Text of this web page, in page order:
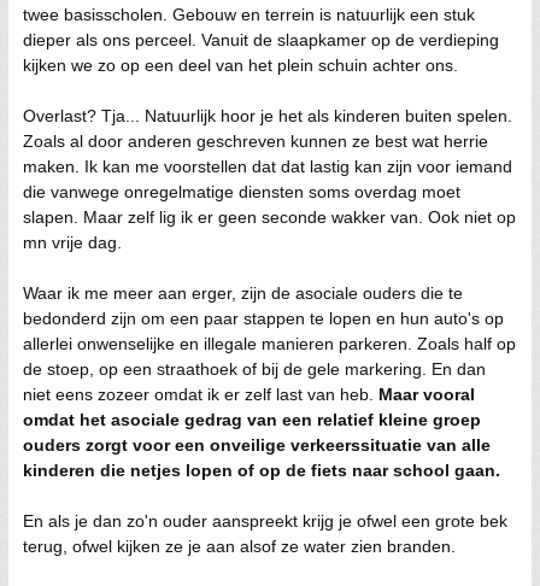
twee basisscholen. Gebouw en terrein is natuurlijk een stuk
dieper als ons perceel. Vanuit de slaapkamer op de verdieping
kijken we zo op een deel van het plein schuin achter ons.
Overlast? Tja... Natuurlijk hoor je het als kinderen buiten spelen.
Zoals al door anderen geschreven kunnen ze best wat herrie
maken. Ik kan me voorstellen dat dat lastig kan zijn voor iemand
die vanwege onregelmatige diensten soms overdag moet
slapen. Maar zelf lig ik er geen seconde wakker van. Ook niet op
mn vrije dag.
Waar ik me meer aan erger, zijn de asociale ouders die te
bedonderd zijn om een paar stappen te lopen en hun auto's op
allerlei onwenselijke en illegale manieren parkeren. Zoals half op
de stoep, op een straathoek of bij de gele markering. En dan
niet eens zozeer omdat ik er zelf last van heb. Maar vooral
omdat het asociale gedrag van een relatief kleine groep
ouders zorgt voor een onveilige verkeerssituatie van alle
kinderen die netjes lopen of op de fiets naar school gaan.
En als je dan zo'n ouder aanspreekt krijg je ofwel een grote bek
terug, ofwel kijken ze je aan alsof ze water zien branden.